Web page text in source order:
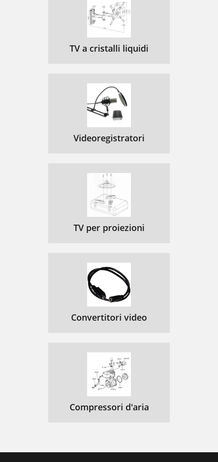
TV a cristalli liquidi
Videoregistratori
TV per proiezioni
Convertitori video
Compressori d'aria